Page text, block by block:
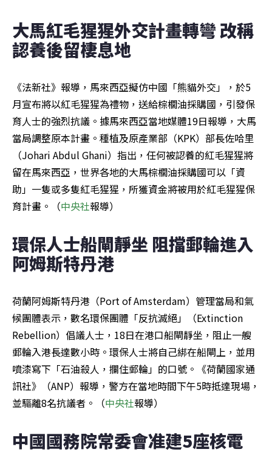
大馬紅毛猩猩外交計畫轉彎 改稱
認養後留棲息地
《法新社》報導，馬來西亞擬仿中國「熊貓外交」，於5
月宣布將以紅毛猩猩為禮物，送給棕櫚油採購國，引發保
育人士的強烈抗議。據馬來西亞當地媒體19日報導，大馬
當局調整原本計畫。種植及原產業部（KPK）部長佐哈里
（Johari Abdul Ghani）指出，任何被認養的紅毛猩猩將
留在馬來西亞，世界各地的大馬棕櫚油採購國可以「資
助」一隻或多隻紅毛猩猩，所獲資金將被用於紅毛猩猩保
育計畫。（中央社報導）
環保人士船閘靜坐 阻擋郵輪進入
阿姆斯特丹港
荷蘭阿姆斯特丹港（Port of Amsterdam）管理當局和氣
候團體表示，數名環保團體「反抗滅絕」（Extinction
Rebellion）倡議人士，18日在港口船閘靜坐，阻止一艘
郵輪入港長達數小時。環保人士將自己綁在船閘上，並用
噴漆寫下「石油殺人，攔住郵輪」的口號。《荷蘭國家通
訊社》（ANP）報導，警方在當地時間下午5時抵達現場，
並驅離8名抗議者。（中央社報導）
中國國務院常委會准建5座核電